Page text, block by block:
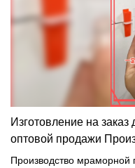
Изготовление на заказ
оптовой продажи
MoCo
Производство мраморной